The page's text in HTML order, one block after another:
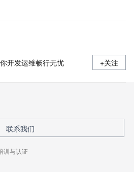
开发运维畅行无忧 +关注
联系我们
训与认证